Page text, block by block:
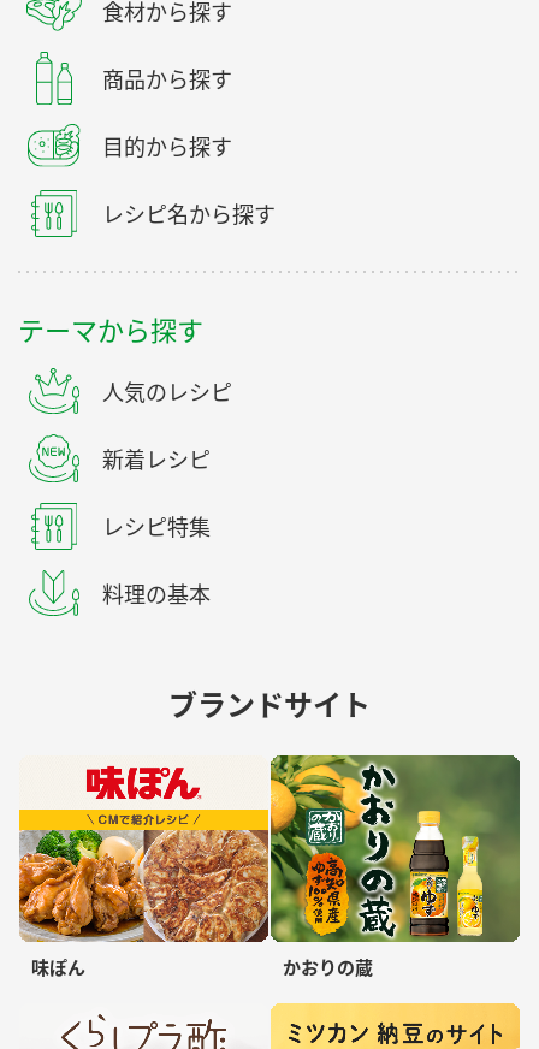
食材から探す
商品から探す
目的から探す
レシピ名から探す
テーマから探す
人気のレシピ
新着レシピ
レシピ特集
料理の基本
ブランドサイト
味ぽん かおりの蔵